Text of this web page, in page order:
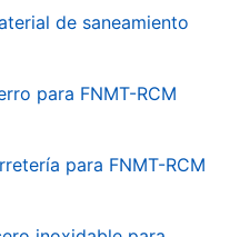
de saneamiento
para FNMT-RCM
para FNMT-RCM